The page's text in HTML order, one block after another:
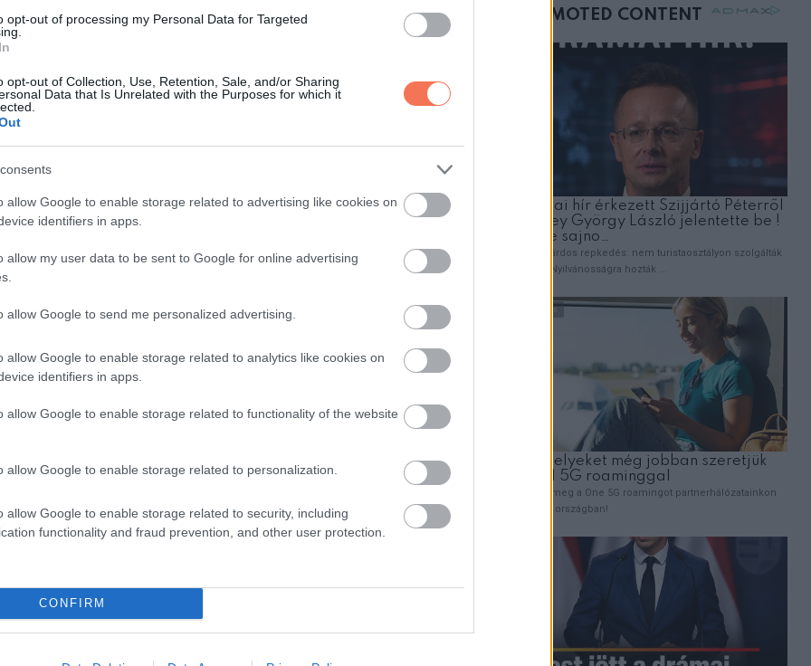
opt-out of processing my Personal Data for Targeted
opt-out of Collection, Use, Retention, Sale, and/or Sharing
Data that Is Unrelated with the Purposes for which it
allow Google to enable storage related to advertising like cookies on
identifiers in apps.
allow my user data to be sent to Google for online advertising
allow Google to send me personalized advertising.
allow Google to enable storage related to analytics like cookies on
identifiers in apps.
allow Google to enable storage related to functionality of the website
allow Google to enable storage related to personalization.
allow Google to enable storage related to security, including
functionality and fraud prevention, and other user protection.
CONFIRM
szenvedett, és az orra majdnem olyan volt, mint egy kis csőr.
olyan ritka genetikai betegségben, amelynek világszerte mindössze 250
senki sem találkozott ilyen esettel.” Amikor az orvos közölte velünk a
Aggódtam, hogyan fogunk gondoskodni a gyermekünkről, akinek egy
mondta Michelle anyukája a
szenved közülük. A betegség csak minden ötmillió emberből egyet
mellettem ült az első